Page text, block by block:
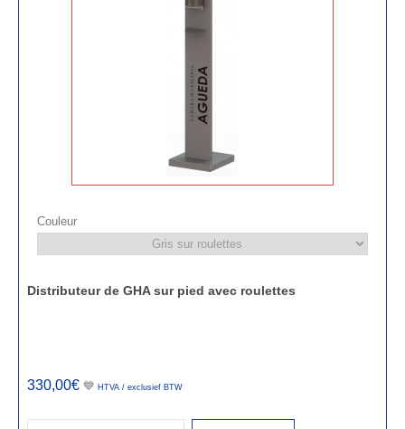
Couleur
Distributeur de GHA sur pied avec roulettes
330,00€ 💙 HTVA / exclusief BTW